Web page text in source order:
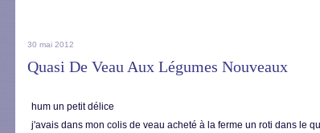
30 mai 2012
Quasi De Veau Aux Légumes Nouveaux
hum un petit délice
j'avais dans mon colis de veau acheté à la ferme un roti dans le